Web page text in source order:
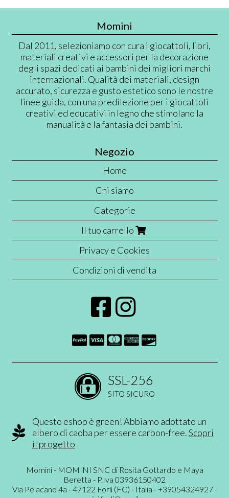
Momini
Dal 2011, selezioniamo con cura i giocattoli, libri,
materiali creativi e accessori per la decorazione
degli spazi dedicati ai bambini dei migliori marchi
internazionali. Qualità dei materiali, design
accurato, sicurezza e gusto estetico sono le nostre
linee guida, con una predilezione per i giocattoli
creativi ed educativi in legno che stimolano la
manualità e la fantasia dei bambini.
Negozio
Home
Chi siamo
Categorie
Il tuo carrello
Privacy e Cookies
Condizioni di vendita
SSL-256
SITO SICURO
Questo eshop è green! Abbiamo adottato un
albero di caoba per essere carbon-free.Scopri
il progetto
Momini - MOMINI SNC di Rosita Gottardo e Maya
Beretta - P.Iva 03936150402
Via Pelacano 4a - 47122 Forlì (FC) - Italia - +39054324927 -